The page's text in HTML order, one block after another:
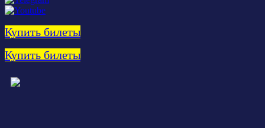
Купить билеты
Купить билеты